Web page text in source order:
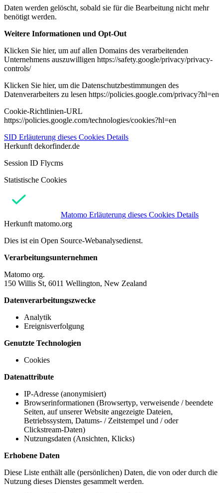
Daten werden gelöscht, sobald sie für die Bearbeitung nicht mehr
benötigt werden.
Weitere Informationen und Opt-Out
Klicken Sie hier, um auf allen Domains des verarbeitenden
Unternehmens auszuwilligen https://safety.google/privacy/privacy-
controls/
Klicken Sie hier, um die Datenschutzbestimmungen des
Datenverarbeiters zu lesen https://policies.google.com/privacy?hl=en
Cookie-Richtlinien-URL
https://policies.google.com/technologies/cookies?hl=en
SID Erläuterung dieses Cookies Details
Herkunft dekorfinder.de
Session ID Flycms
Statistische Cookies
Matomo Erläuterung dieses Cookies Details
Herkunft matomo.org
Dies ist ein Open Source-Webanalysedienst.
Verarbeitungsunternehmen
Matomo org.
150 Willis St, 6011 Wellington, New Zealand
Datenverarbeitungszwecke
Analytik
Ereignisverfolgung
Genutzte Technologien
Cookies
Datenattribute
IP-Adresse (anonymisiert)
Browserinformationen (Browsertyp, verweisende / beendete
Seiten, auf unserer Website angezeigte Dateien,
Betriebssystem, Datums- / Zeitstempel und / oder
Clickstream-Daten)
Nutzungsdaten (Ansichten, Klicks)
Erhobene Daten
Diese Liste enthält alle (persönlichen) Daten, die von oder durch die
Nutzung dieses Dienstes gesammelt werden.